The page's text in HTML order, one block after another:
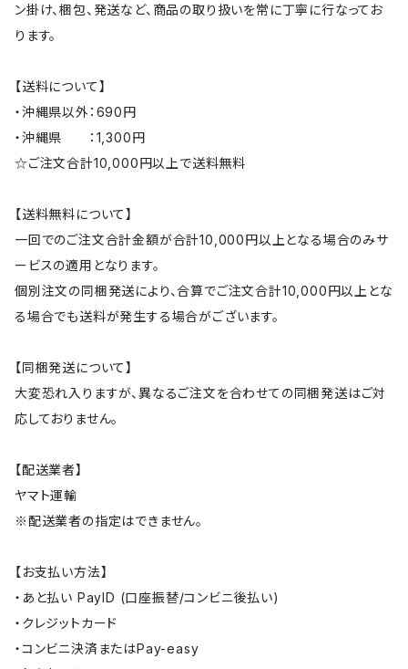
ン掛け、梱包、発送など、商品の取り扱いを常に丁寧に行なってお
ります。
【送料について】
・沖縄県以外：690円
・沖縄県 ：1,300円
☆ご注文合計10,000円以上で送料無料
【送料無料について】
一回でのご注文合計金額が合計10,000円以上となる場合のみサ
ービスの適用となります。
個別注文の同梱発送により、合算でご注文合計10,000円以上とな
る場合でも送料が発生する場合がございます。
【同梱発送について】
大変恐れ入りますが、異なるご注文を合わせての同梱発送はご対
応しておりません。
【配送業者】
ヤマト運輸
※配送業者の指定はできません。
【お支払い方法】
・あと払い PayID (口座振替/コンビニ後払い)
・クレジットカード
・コンビニ決済またはPay-easy